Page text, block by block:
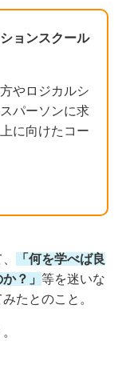
ョンスクール
やロジカルシ
パーソンに求
に向けたコー
「何を学べば良
か？」等を迷いな
たとのこと。